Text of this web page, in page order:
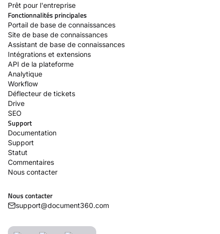
Prêt pour l'entreprise
Fonctionnalités principales
Portail de base de connaissances
Site de base de connaissances
Assistant de base de connaissances
Intégrations et extensions
API de la plateforme
Analytique
Workflow
Déflecteur de tickets
Drive
SEO
Support
Documentation
Support
Statut
Commentaires
Nous contacter
Nous contacter
support@document360.com